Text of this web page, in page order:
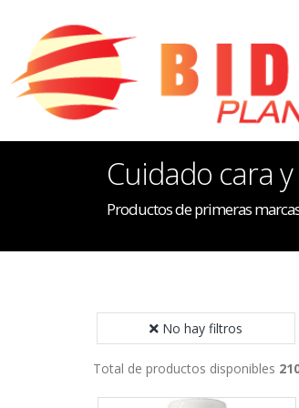
Cuidado cara
Productos de primeras
No hay filtros
Total de productos disponibles